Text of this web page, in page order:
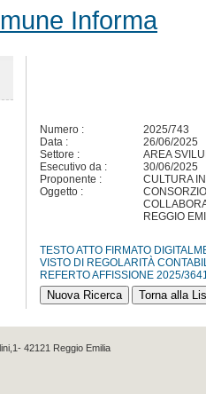
Informa
Numero :
2025/743
Data :
26/06/2025
Settore :
AREA
Esecutivo da :
30/06/2025
Proponente :
CULTURA
Oggetto :
REGGIO
TESTO ATTO FIRMATO
VISTO DI REGOLARITÀ
REFERTO AFFISSIONE 2025/
42121 Reggio Emilia